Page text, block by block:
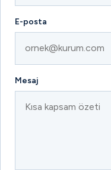
E-posta
Mesaj